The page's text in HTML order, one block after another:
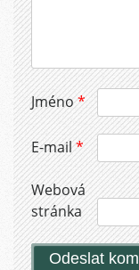
Jméno*
E-mail*
Webová
stránka